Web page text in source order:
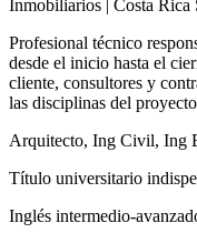
Inmobiliarios | Costa Rica
Profesional técnico
desde el inicio hasta el
cliente, consultores y
las disciplinas del
Arquitecto, Ing Civil, Ing
Título universitario
Inglés intermedio-